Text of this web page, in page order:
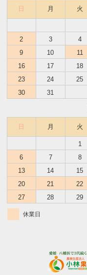
日 月 火
2
3 4
9
10 11
16
17 18
23
24 25
30
31
日 月 火
1
6
7 8
13
14 15
20
21 22
27
28 29
休業日